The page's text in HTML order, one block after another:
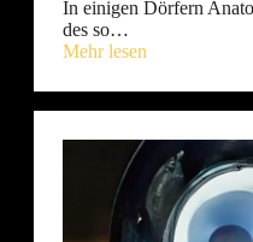
In einigen Dörfern
des so…
Mehr lesen